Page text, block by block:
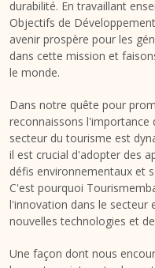
durabilité. En travaillant
Objectifs de
avenir prospère pour les
dans cette mission et
le monde.
Dans notre quête pour
reconnaissons l'importance
secteur du tourisme est
il est crucial d'adopter des
défis environnementaux et
C'est pourquoi
l'innovation dans le secteur
nouvelles technologies et
Une façon dont nous